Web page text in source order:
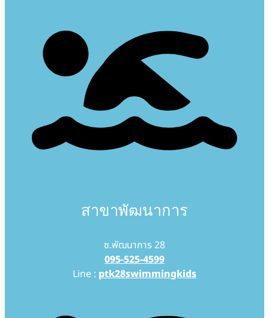
สาขาพัฒนาการ
ซ.พัฒนาการ 28
095-525-4599
Line : ptk28swimmingkids